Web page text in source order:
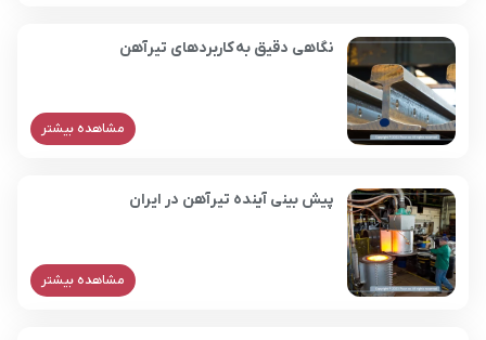
نگاهی دقیق به کاربردهای تیرآهن
مشاهده بیشتر
پیش بینی آینده تیرآهن در ایران
مشاهده بیشتر